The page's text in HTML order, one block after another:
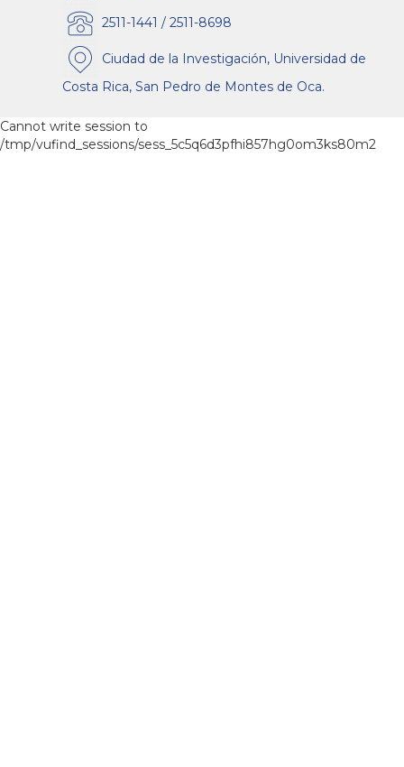
2511-1441 / 2511-8698
Ciudad de la Investigación, Universidad de
Costa Rica, San Pedro de Montes de Oca.
Cannot write session to
/tmp/vufind_sessions/sess_5c5q6d3pfhi857hg0om3ks80m2